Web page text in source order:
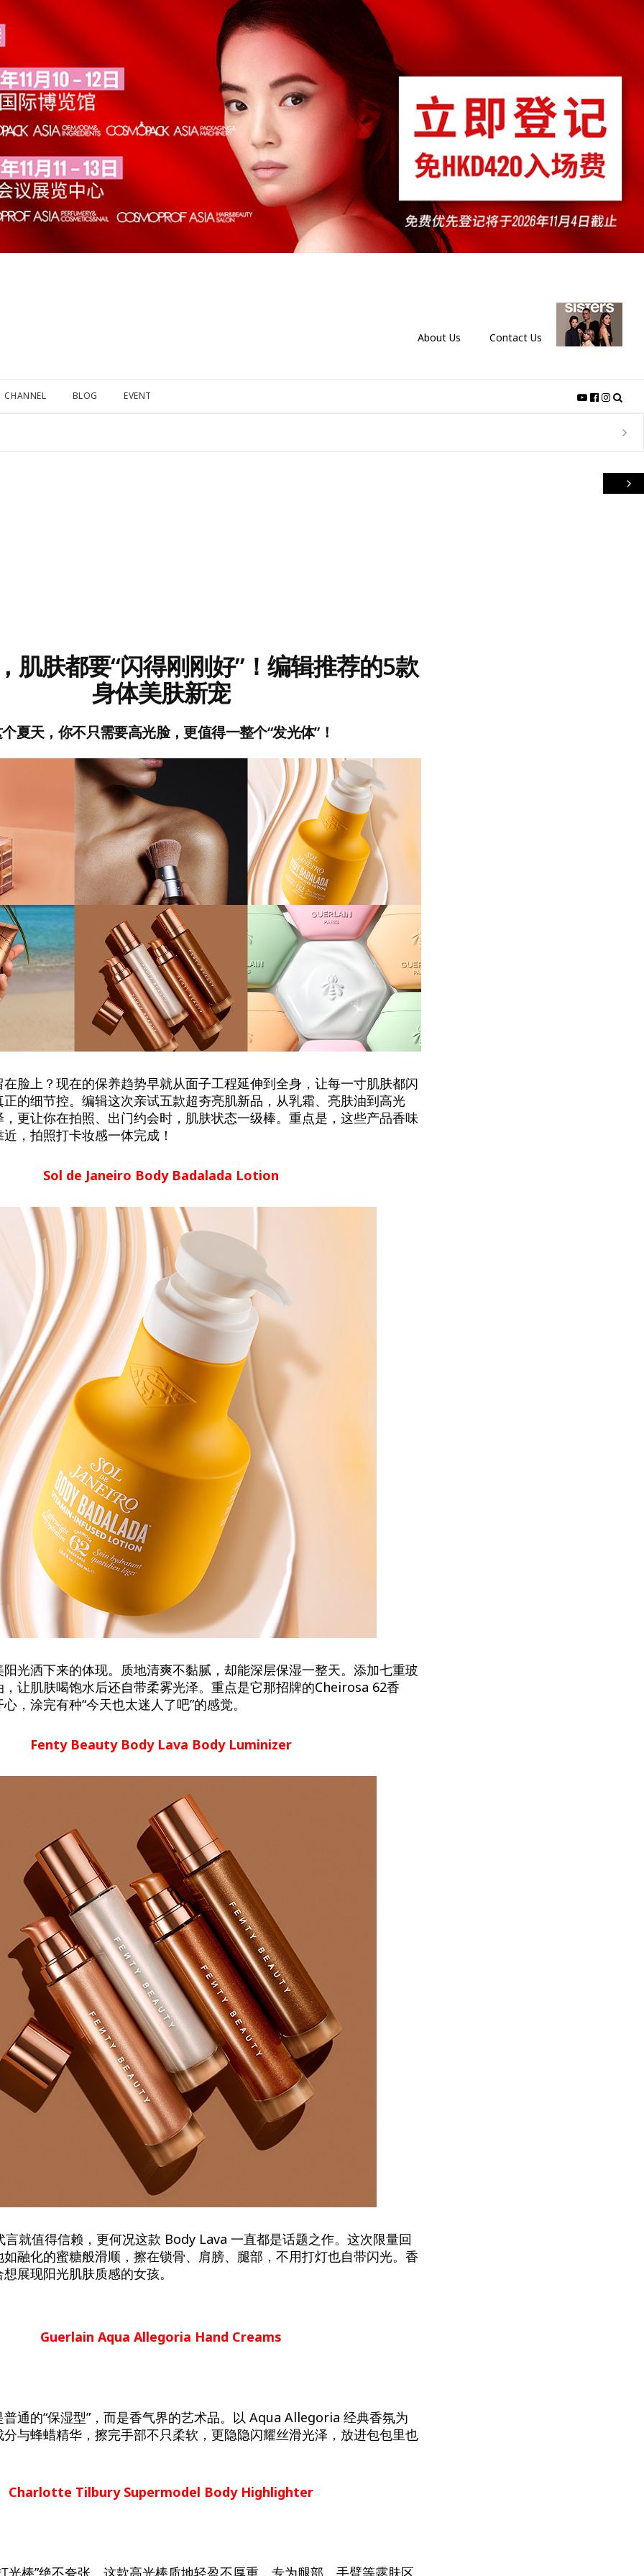
About Us Contact Us
CHANNEL BLOG EVENT
肌肤都要“闪得刚刚好”！编辑推荐的5款
身体美肤新宠
夏天，你不只需要高光脸，更值得一整个“发光体”！
脸上？现在的保养趋势早就从面子工程延伸到全身，让每一寸肌肤都闪
的细节控。编辑这次亲试五款超夯亮肌新品，从乳霜、亮肤油到高光
更让你在拍照、出门约会时，肌肤状态一级棒。重点是，这些产品香味
，拍照打卡妆感一体完成！
Sol de Janeiro Body Badalada Lotion
光洒下来的体现。质地清爽不黏腻，却能深层保湿一整天。添加七重玻
让肌肤喝饱水后还自带柔雾光泽。重点是它那招牌的Cheirosa 62香
，涂完有种“今天也太迷人了吧”的感觉。
Fenty Beauty Body Lava Body Luminizer
就值得信赖，更何况这款 Body Lava 一直都是话题之作。这次限量回
融化的蜜糖般滑顺，擦在锁骨、肩膀、腿部，不用打灯也自带闪光。香
展现阳光肌肤质感的女孩。
Guerlain Aqua Allegoria Hand Creams
通的“保湿型”，而是香气界的艺术品。以 Aqua Allegoria 经典香氛为
与蜂蜡精华，擦完手部不只柔软，更隐隐闪耀丝滑光泽，放进包包里也
Charlotte Tilbury Supermodel Body Highlighter
光棒”绝不夸张。这款高光棒质地轻盈不厚重，专为腿部、手臂等露肤区